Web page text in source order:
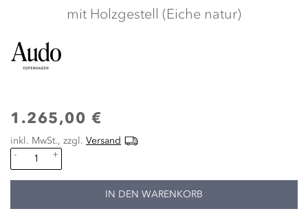
mit Holzgestell (Eiche natur)
1.265,00 €
inkl. MwSt., zzgl. Versand
-
+
IN DEN WARENKORB